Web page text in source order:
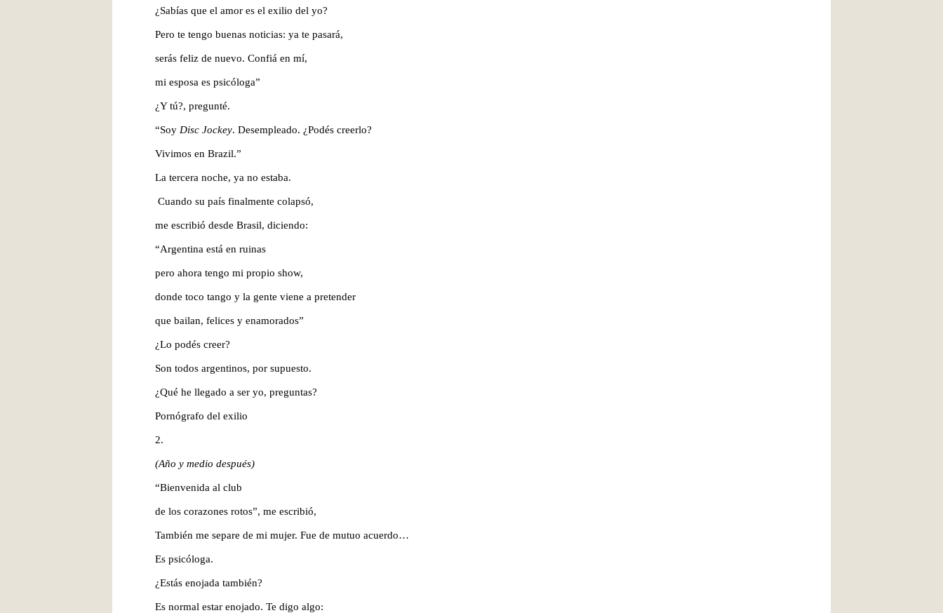
¿Sabías que el amor es el exilio del yo?
Pero te tengo buenas noticias: ya te pasará,
serás feliz de nuevo. Confiá en mí,
mi esposa es psicóloga”
¿Y tú?, pregunté.
“Soy Disc Jockey. Desempleado. ¿Podés creerlo?
Vivimos en Brazil.”
La tercera noche, ya no estaba.
Cuando su país finalmente colapsó,
me escribió desde Brasil, diciendo:
“Argentina está en ruinas
pero ahora tengo mi propio show,
donde toco tango y la gente viene a pretender
que bailan, felices y enamorados”
¿Lo podés creer?
Son todos argentinos, por supuesto.
¿Qué he llegado a ser yo, preguntas?
Pornógrafo del exilio
2.
(Año y medio después)
“Bienvenida al club
de los corazones rotos”, me escribió,
También me separe de mi mujer. Fue de mutuo acuerdo…
Es psicóloga.
¿Estás enojada también?
Es normal estar enojado. Te digo algo: